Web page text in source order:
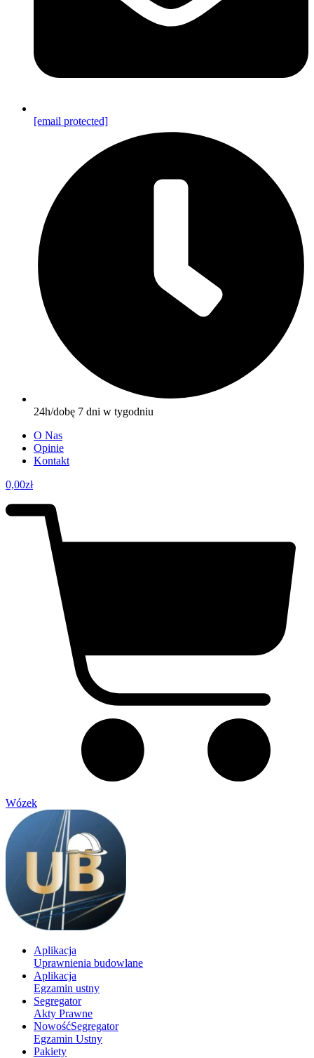
[email protected]
24h/dobę 7 dni w tygodniu
O Nas
Opinie
Kontakt
0,00zł
Wózek
Aplikacja
Uprawnienia budowlane
Aplikacja
Egzamin ustny
Segregator
Akty Prawne
NowośćSegregator
Egzamin Ustny
Pakiety